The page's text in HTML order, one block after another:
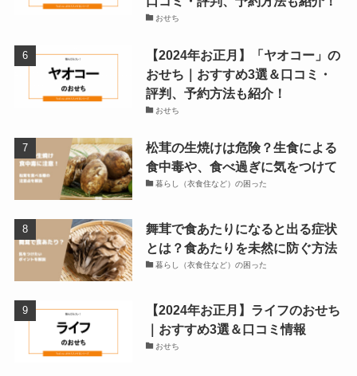
おせち
【2024年お正月】「ヤオコー」の
おせち｜おすすめ3選＆口コミ・
評判、予約方法も紹介！
おせち
松茸の生焼けは危険？生食による
食中毒や、食べ過ぎに気をつけて
暮らし（衣食住など）の困った
舞茸で食あたりになると出る症状
とは？食あたりを未然に防ぐ方法
暮らし（衣食住など）の困った
【2024年お正月】ライフのおせち
｜おすすめ3選＆口コミ情報
おせち